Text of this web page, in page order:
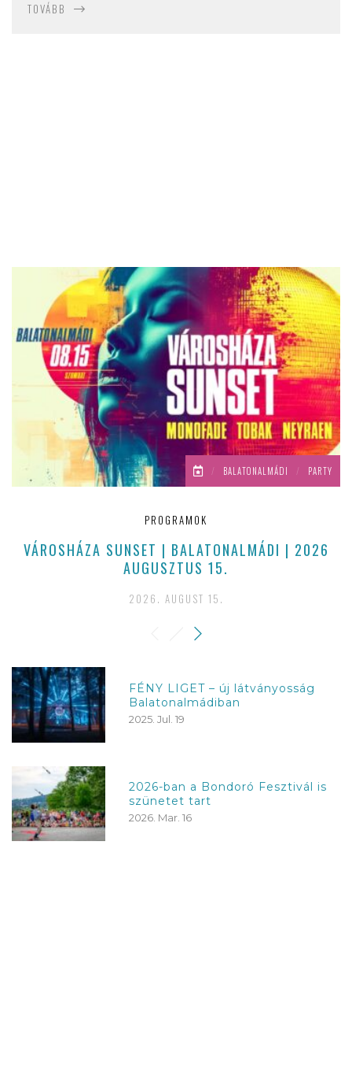
TOVÁBB
/ BALATONALMÁDI / PARTY
PROGRAMOK
VÁROSHÁZA SUNSET | BALATONALMÁDI | 2026
AUGUSZTUS 15.
2026. AUGUST 15.
FÉNY LIGET – új látványosság
Balatonalmádiban
2025. Jul. 19
2026-ban a Bondoró Fesztivál is
szünetet tart
2026. Mar. 16